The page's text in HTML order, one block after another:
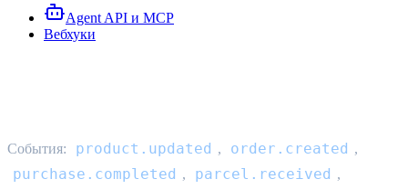
Agent API и MCP
Вебхуки
События: product.updated , order.created ,
purchase.completed , parcel.received ,